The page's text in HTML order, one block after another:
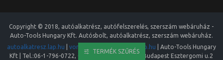
Copyright © 2018, autóalkatrész, autófelszerelés, szerszám webáruház -
Auto-Tools Hungary Kft. Autósbolt, autóalkatrész, szerszám webáruház.
autoalkatresz.lap.hu
vonohorog.lap.hu auto.lap.hu
Auto-Tools Hungary
Kft | Tel.:06-1-796-0722, 06-20-413 8973|1133 Budapest Esztergomi u.2
TERMÉK SZŰRÉS